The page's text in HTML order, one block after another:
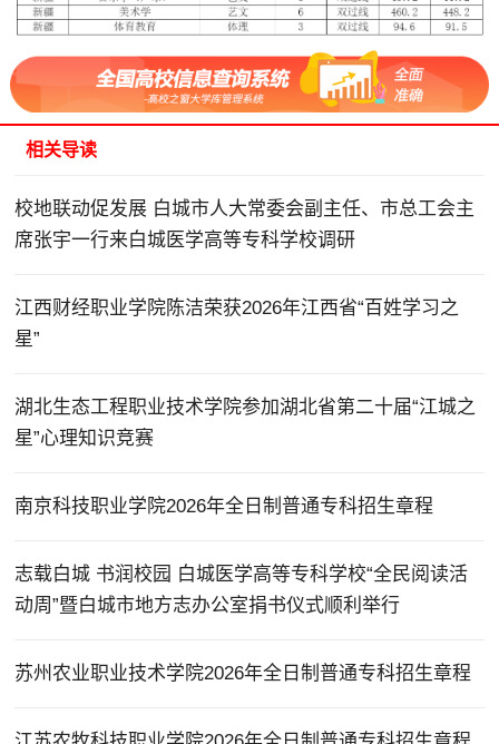
相关导读
校地联动促发展 白城市人大常委会副主任、市总工会主
席张宇一行来白城医学高等专科学校调研
江西财经职业学院陈洁荣获2026年江西省“百姓学习之
星”
湖北生态工程职业技术学院参加湖北省第二十届“江城之
星”心理知识竞赛
南京科技职业学院2026年全日制普通专科招生章程
志载白城 书润校园 白城医学高等专科学校“全民阅读活
动周”暨白城市地方志办公室捐书仪式顺利举行
苏州农业职业技术学院2026年全日制普通专科招生章程